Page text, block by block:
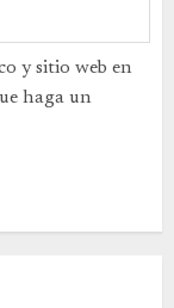
y sitio web en
haga un